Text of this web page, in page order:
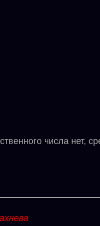
числа нет,